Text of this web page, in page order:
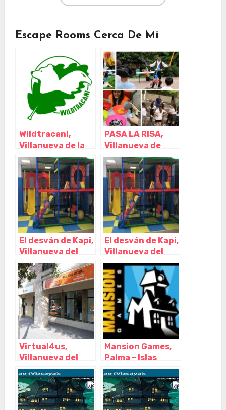
Escape Rooms Cerca De Mi
Wildtracani,
Villanueva de la
Cañada – Madrid
PASA LA RISA,
Villanueva de
Perales – Madrid
El desván de Kapi,
Villanueva del
Pardillo – Madrid
El desván de Kapi,
Villanueva del
Pardillo – Madrid
Virtual4us,
Villanueva del
Pardillo – Madrid
Mansion Games,
Palma – Islas
Baleares